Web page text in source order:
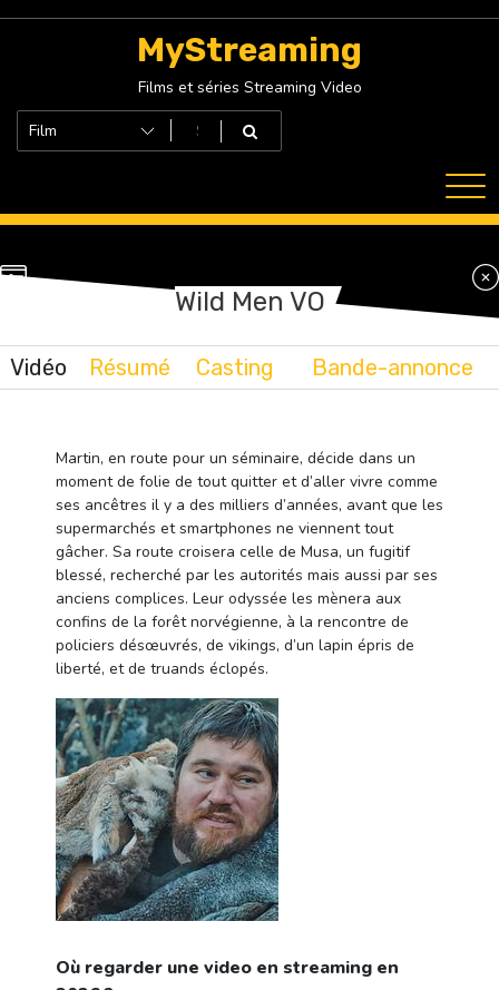
MyStreaming
Films et séries Streaming Video
Wild Men VO
Vidéo Résumé Casting Bande-annonce
Martin, en route pour un séminaire, décide dans un
moment de folie de tout quitter et d’aller vivre comme
ses ancêtres il y a des milliers d’années, avant que les
supermarchés et smartphones ne viennent tout
gâcher. Sa route croisera celle de Musa, un fugitif
blessé, recherché par les autorités mais aussi par ses
anciens complices. Leur odyssée les mènera aux
confins de la forêt norvégienne, à la rencontre de
policiers désœuvrés, de vikings, d’un lapin épris de
liberté, et de truands éclopés.
Où regarder une video en streaming en